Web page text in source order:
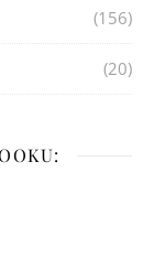
(156)
(20)